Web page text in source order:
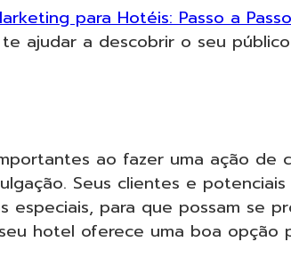
para Hotéis: Passo a
ajudar a descobrir o seu
ao fazer uma ação de
Seus clientes e
especiais, para que possam se
hotel oferece uma boa opção